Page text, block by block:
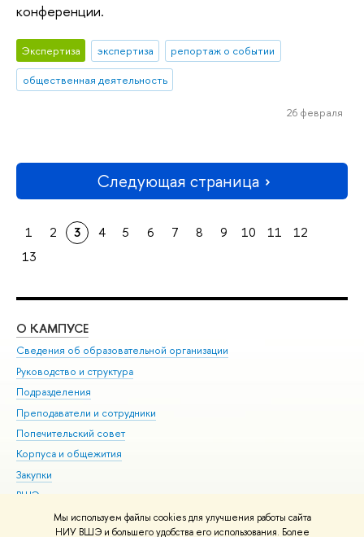
Мы используем файлы cookies для улучшения работы сайта
НИУ ВШЭ и большего удобства его использования. Более
конференции.
Экспертиза экспертиза
репортаж о событии
общественная деятельность
26 февраля
Следующая страница
1 2 3 4 5 6 7 8 9 10 11
12
13
О КАМПУСЕ
Сведения об образовательной организации
Руководство и структура
Подразделения
Преподаватели и сотрудники
Попечительский совет
Корпуса и общежития
Закупки
ВШЭ для студентов с ограниченными возможностями
здоровья и инвалидностью
Версия для слабовидящих